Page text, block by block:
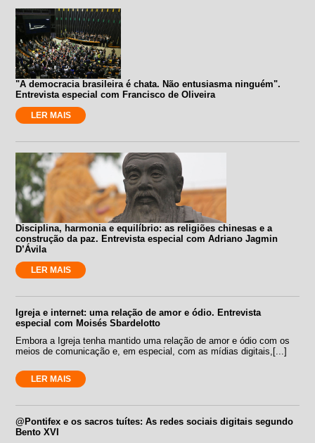
"A democracia brasileira é chata. Não entusiasma ninguém".
Entrevista especial com Francisco de Oliveira
LER MAIS
Disciplina, harmonia e equilíbrio: as religiões chinesas e a
construção da paz. Entrevista especial com Adriano Jagmin
D’Ávila
LER MAIS
Igreja e internet: uma relação de amor e ódio. Entrevista
especial com Moisés Sbardelotto
Embora a Igreja tenha mantido uma relação de amor e ódio com os
meios de comunicação e, em especial, com as mídias digitais,[...]
LER MAIS
@Pontifex e os sacros tuítes: As redes sociais digitais segundo
Bento XVI